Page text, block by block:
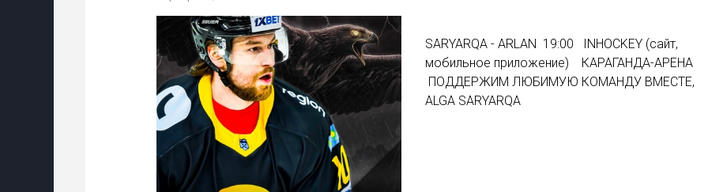
SARYARQA - ARLAN 19:00 INHOCKEY (сайт,
мобильное приложение) КАРАГАНДА-АРЕНА
ПОДДЕРЖИМ ЛЮБИМУЮ КОМАНДУ ВМЕСТЕ,
ALGA SARYARQA